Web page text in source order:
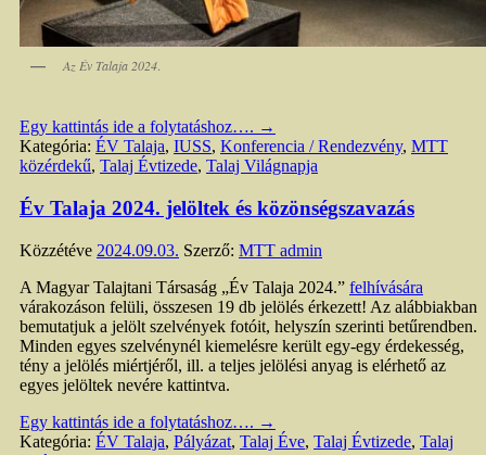
Az Év Talaja 2024.
Egy kattintás ide a folytatáshoz…. →
Kategória: ÉV Talaja, IUSS, Konferencia / Rendezvény, MTT
közérdekű, Talaj Évtizede, Talaj Világnapja
Év Talaja 2024. jelöltek és közönségszavazás
Közzétéve 2024.09.03. Szerző: MTT admin
A Magyar Talajtani Társaság „Év Talaja 2024.” felhívására
várakozáson felüli, összesen 19 db jelölés érkezett! Az alábbiakban
bemutatjuk a jelölt szelvények fotóit, helyszín szerinti betűrendben.
Minden egyes szelvénynél kiemelésre került egy-egy érdekesség,
tény a jelölés miértjéről, ill. a teljes jelölési anyag is elérhető az
egyes jelöltek nevére kattintva.
Egy kattintás ide a folytatáshoz…. →
Kategória: ÉV Talaja, Pályázat, Talaj Éve, Talaj Évtizede, Talaj